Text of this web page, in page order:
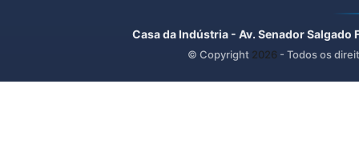
Casa da Indústria - Av. Senador
© Copyright 2026 - Todos os